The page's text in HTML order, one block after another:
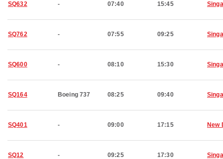
SQ632 - 07:40 15:45
SQ762 - 07:55 09:25
SQ600 - 08:10 15:30
SQ164 Boeing 737 08:25 09:40
SQ401 - 09:00 17:15 New
SQ12 - 09:25 17:30